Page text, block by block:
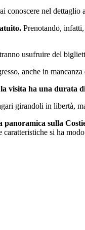
nel
Prenotando,
usufruire del
anche in mancanza
la visita ha una durata
girandoli in libertà,
panoramica sulla
si ha